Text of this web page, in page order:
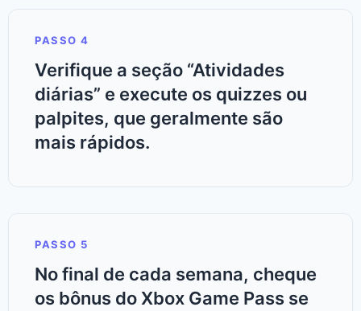
PASSO 4
Verifique a seção “Atividades
diárias” e execute os quizzes ou
palpites, que geralmente são
mais rápidos.
PASSO 5
No final de cada semana, cheque
os bônus do Xbox Game Pass se